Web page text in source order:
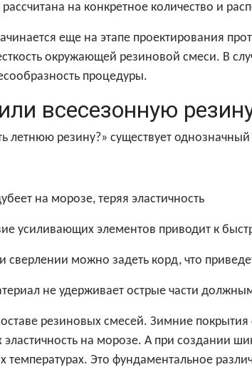
на конкретное количество и
еще на этапе проектирования
окружающей резиновой смеси. В
процедуры.
всесезонную
резину?» существует
на морозе, теряя эластичность
усиливающих элементов приводит к
сверлении можно задеть корд, что
не удерживает острые части
резиновых смесей. Зимние
на морозе. А при создании
Это фундаментальное